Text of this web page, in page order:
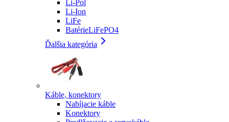
Li-Pol
Li-Ion
LiFe
BatérieLiFePO4
Ďalšia kategória
Káble, konektory
Nabíjacie káble
Konektory